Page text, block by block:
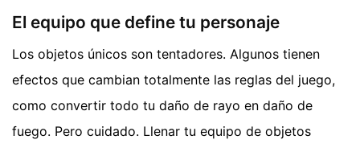
El equipo que define tu personaje
Los objetos únicos son tentadores. Algunos tienen
efectos que cambian totalmente las reglas del juego,
como convertir todo tu daño de rayo en daño de
fuego. Pero cuidado. Llenar tu equipo de objetos